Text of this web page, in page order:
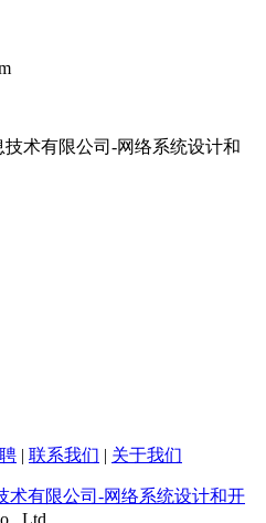
术有限公司-网络系统设计和
| 联系我们 | 关于我们
术有限公司-网络系统设计和开
Ltd.